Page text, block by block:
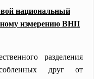
национальный
измерению ВНП
разделения
друг от